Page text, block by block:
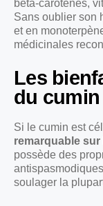
bêta-carotènes,
Sans oublier son
et en
médicinales
Les
du
Si le cumin est
remarquable
possède des
soulager la